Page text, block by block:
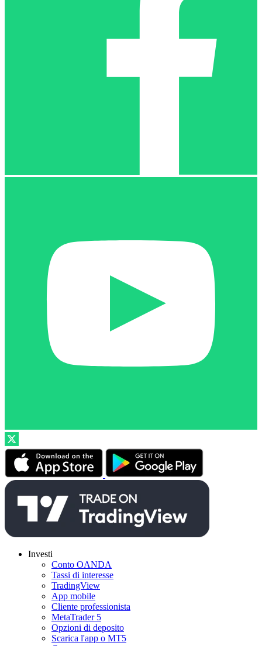
Investi
Conto OANDA
Tassi di interesse
TradingView
App mobile
Cliente professionista
MetaTrader 5
Opzioni di deposito
Scarica l'app o MT5